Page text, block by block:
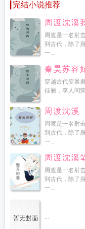
完结小说推荐
周渡沈溪
读
周渡是一名射
到古代，除了
一...
秦昊苏容
读
穿越古代变暴
佳丽，享人间
周渡沈溪
周渡是一名射
到古代，除了
一...
周渡沈溪
周渡是一名射
到古代，除了
一...
...